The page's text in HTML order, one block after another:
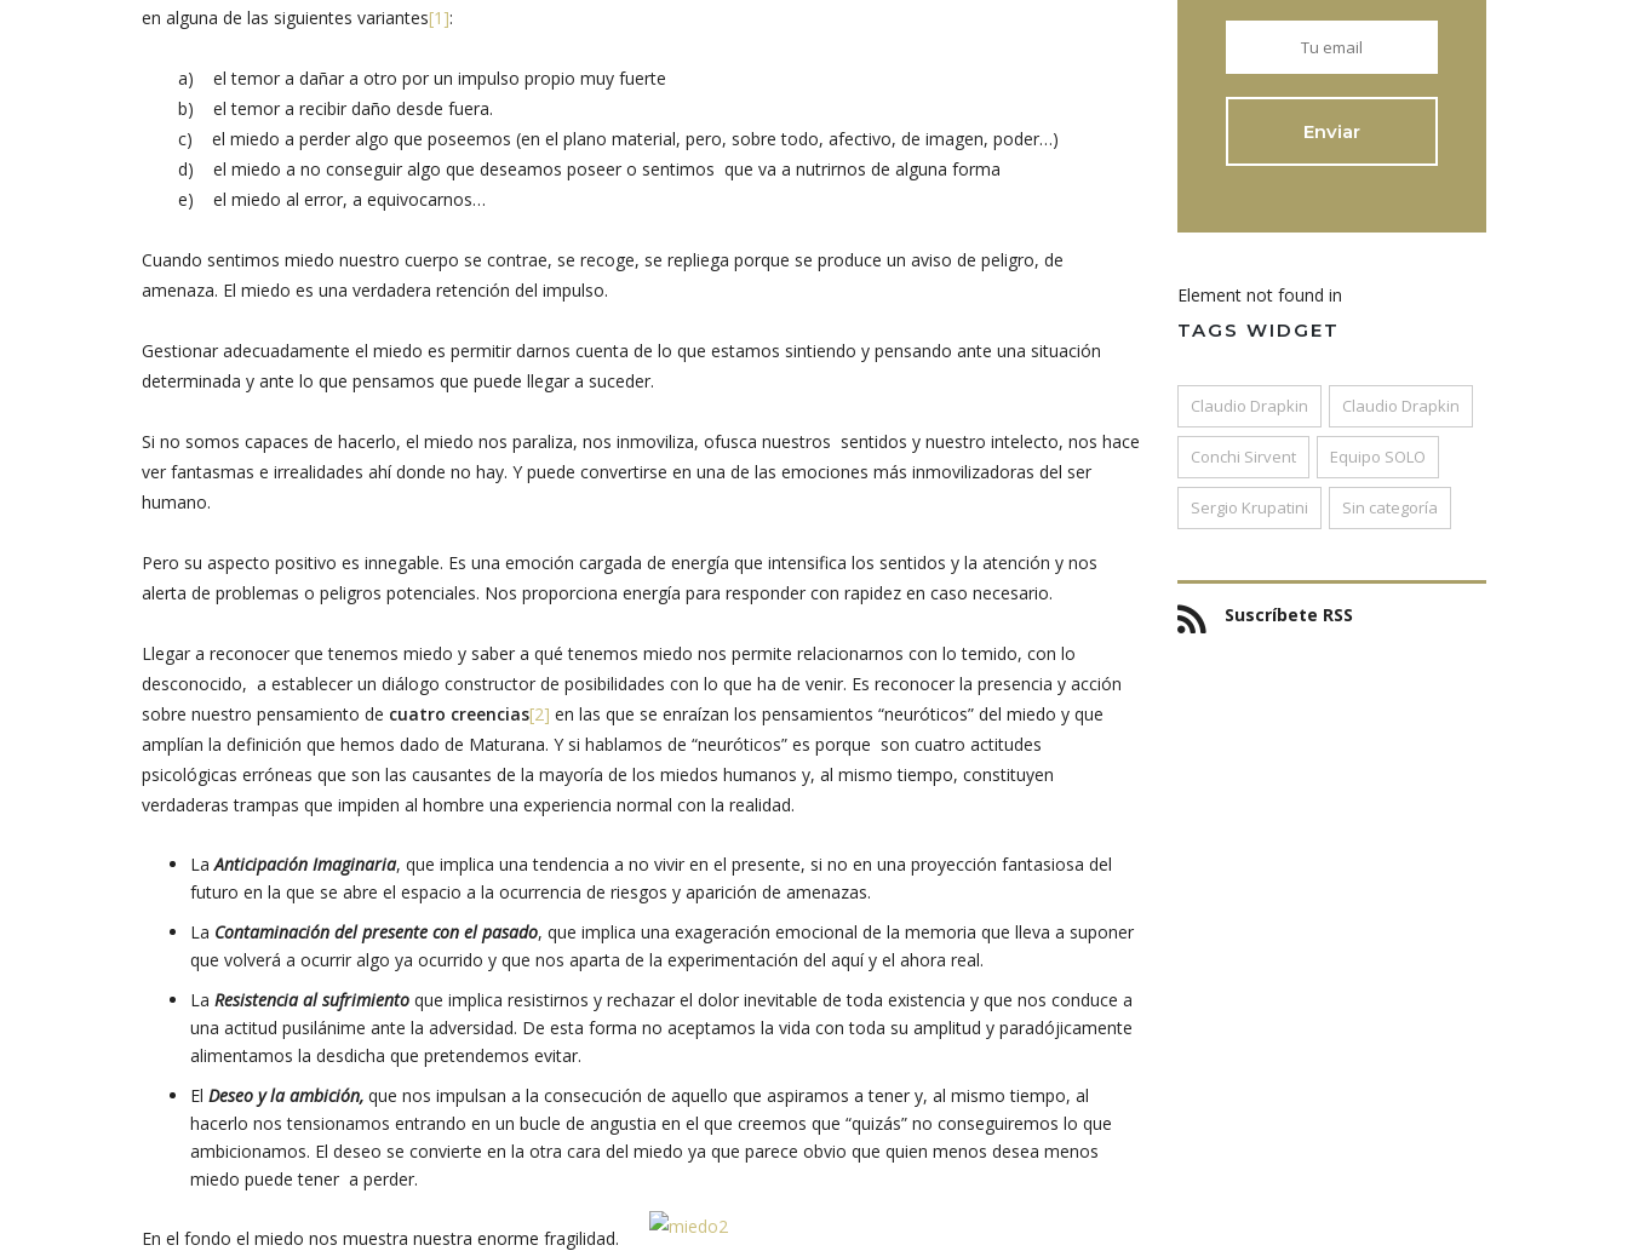
en alguna de las siguientes variantes[1]:
a) el temor a dañar a otro por un impulso propio muy fuerte
b) el temor a recibir daño desde fuera.
c) el miedo a perder algo que poseemos (en el plano material, pero, sobre todo, afectivo, de imagen, poder…)
d) el miedo a no conseguir algo que deseamos poseer o sentimos que va a nutrirnos de alguna forma
e) el miedo al error, a equivocarnos…
Cuando sentimos miedo nuestro cuerpo se contrae, se recoge, se repliega porque se produce un aviso de peligro, de
amenaza. El miedo es una verdadera retención del impulso.
Gestionar adecuadamente el miedo es permitir darnos cuenta de lo que estamos sintiendo y pensando ante una situación
determinada y ante lo que pensamos que puede llegar a suceder.
Si no somos capaces de hacerlo, el miedo nos paraliza, nos inmoviliza, ofusca nuestros sentidos y nuestro intelecto, nos hace
ver fantasmas e irrealidades ahí donde no hay. Y puede convertirse en una de las emociones más inmovilizadoras del ser
humano.
Pero su aspecto positivo es innegable. Es una emoción cargada de energía que intensifica los sentidos y la atención y nos
alerta de problemas o peligros potenciales. Nos proporciona energía para responder con rapidez en caso necesario.
Llegar a reconocer que tenemos miedo y saber a qué tenemos miedo nos permite relacionarnos con lo temido, con lo
desconocido, a establecer un diálogo constructor de posibilidades con lo que ha de venir. Es reconocer la presencia y acción
sobre nuestro pensamiento de cuatro creencias[2] en las que se enraízan los pensamientos “neuróticos” del miedo y que
amplían la definición que hemos dado de Maturana. Y si hablamos de “neuróticos” es porque son cuatro actitudes
psicológicas erróneas que son las causantes de la mayoría de los miedos humanos y, al mismo tiempo, constituyen
verdaderas trampas que impiden al hombre una experiencia normal con la realidad.
LaAnticipación Imaginaria, que implica una tendencia a no vivir en el presente, si no en una proyección fantasiosa del
futuro en la que se abre el espacio a la ocurrencia de riesgos y aparición de amenazas.
La Contaminación del presente con el pasado, que implica una exageración emocional de la memoria que lleva a suponer
que volverá a ocurrir algo ya ocurrido y que nos aparta de la experimentación del aquí y el ahora real.
La Resistencia al sufrimiento que implica resistirnos y rechazar el dolor inevitable de toda existencia y que nos conduce a
una actitud pusilánime ante la adversidad. De esta forma no aceptamos la vida con toda su amplitud y paradójicamente
alimentamos la desdicha que pretendemos evitar.
El Deseo y la ambición, que nos impulsan a la consecución de aquello que aspiramos a tener y, al mismo tiempo, al
hacerlo nos tensionamos entrando en un bucle de angustia en el que creemos que “quizás” no conseguiremos lo que
ambicionamos. El deseo se convierte en la otra cara del miedo ya que parece obvio que quien menos desea menos
miedo puede tener a perder.
En el fondo el miedo nos muestra nuestra enorme fragilidad.
Element not found in
TAGS WIDGET
Claudio Drapkin Claudio Drapkin
Conchi Sirvent Equipo SOLO
Sergio Krupatini Sin categoría
Suscríbete RSS